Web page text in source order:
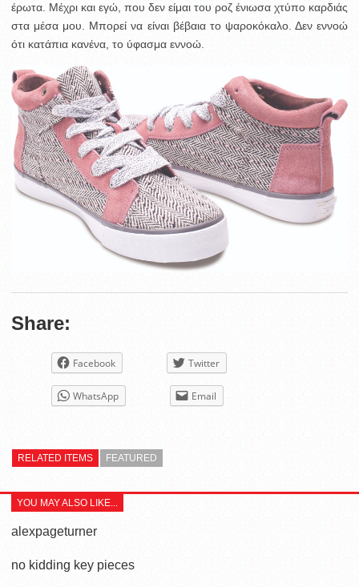
έρωτα. Μέχρι και εγώ, που δεν είμαι του ροζ ένιωσα χτύπο καρδιάς
στα μέσα μου. Μπορεί να είναι βέβαια το ψαροκόκαλο. Δεν εννοώ
ότι κατάπια κανένα, το ύφασμα εννοώ.
Share:
Facebook Twitter
WhatsApp Email
RELATED ITEMS FEATURED
YOU MAY ALSO LIKE...
alexpageturner
no kidding key pieces